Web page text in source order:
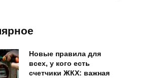
Новые правила для
всех, у кого есть
счетчики ЖКХ: важная